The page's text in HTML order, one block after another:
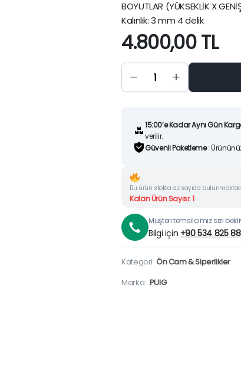
BOYUTLAR (YÜKSEKLİK X
Kalınlık: 3 mm 4 delik
4.800,00TL
KAWASAKI
1000SX
FÜME ÖN
CAM (20-
15:00’e Kadar Aynı Gün
verilir.
Güvenli Paketleme:
Bu ürün stokta az sayıda
Kalan Ürün Sayısı: 1
Müşteri temsilcimiz sizi
Bilgi için +90 534 825
Kategori Ön Cam & Siperlikler
Marka: PUIG